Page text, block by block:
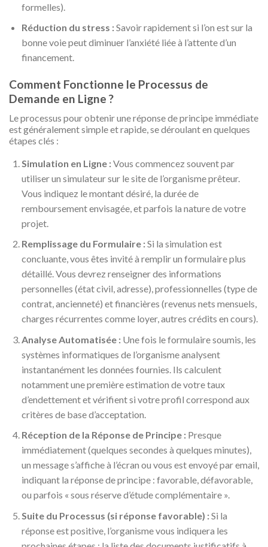
formelles).
Réduction du stress :Savoir rapidement si l’on est sur la
bonne voie peut diminuer l’anxiété liée à l’attente d’un
financement.
Comment Fonctionne le Processus de
Demande en Ligne ?
Le processus pour obtenir une réponse de principe immédiate
est généralement simple et rapide, se déroulant en quelques
étapes clés :
Simulation en Ligne :Vous commencez souvent par
utiliser un simulateur sur le site de l’organisme prêteur.
Vous indiquez le montant désiré, la durée de
remboursement envisagée, et parfois la nature de votre
projet.
Remplissage du Formulaire :Si la simulation est
concluante, vous êtes invité à remplir un formulaire plus
détaillé. Vous devrez renseigner des informations
personnelles (état civil, adresse), professionnelles (type de
contrat, ancienneté) et financières (revenus nets mensuels,
charges récurrentes comme loyer, autres crédits en cours).
Analyse Automatisée :Une fois le formulaire soumis, les
systèmes informatiques de l’organisme analysent
instantanément les données fournies. Ils calculent
notamment une première estimation de votre taux
d’endettement et vérifient si votre profil correspond aux
critères de base d’acceptation.
Réception de la Réponse de Principe :Presque
immédiatement (quelques secondes à quelques minutes),
un message s’affiche à l’écran ou vous est envoyé par email,
indiquant la réponse de principe : favorable, défavorable,
ou parfois « sous réserve d’étude complémentaire ».
Suite du Processus (si réponse favorable) :Si la
réponse est positive, l’organisme vous indiquera les